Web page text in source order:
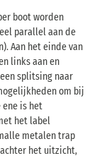
boot worden
parallel aan de
Aan het einde van
links aan en
splitsing naar
om bij
is het
het label
metalen trap
het uitzicht,